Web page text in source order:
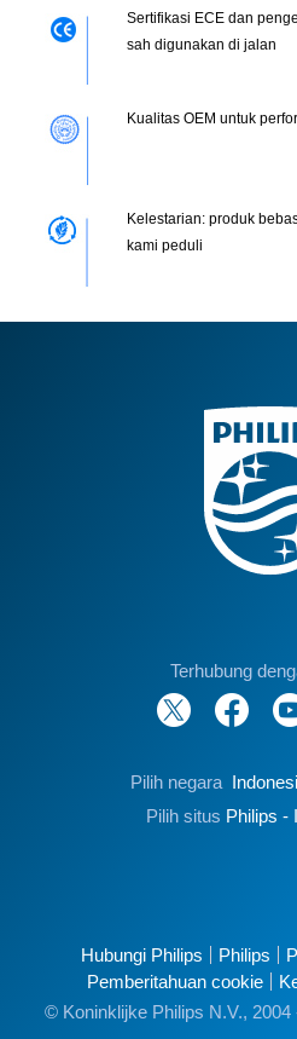
Sertifikasi ECE dan
sah digunakan di jalan
Kualitas OEM untuk
Kelestarian: produk
kami peduli
Terhubung
Pilih negara
Pilih situs Philips -
Hubungi Philips Philips
Pemberitahuan cookie
© Koninklijke Philips N.V.,